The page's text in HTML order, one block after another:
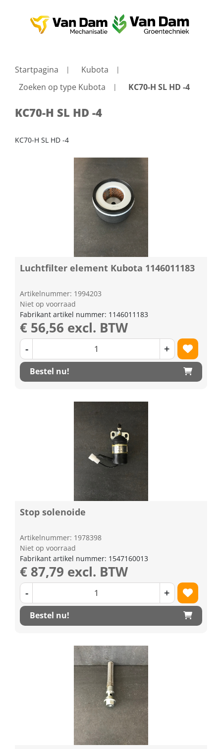
Startpagina
Kubota
Zoeken op type Kubota
KC70-H SL HD -4
KC70-H SL HD -4
KC70-H SL HD -4
Luchtfilter element Kubota 1146011183
Artikelnummer: 1994203
Niet op voorraad
Fabrikant artikel nummer: 1146011183
€ 56,56 excl. BTW
- +
Bestel nu!
Stop solenoide
Artikelnummer: 1978398
Niet op voorraad
Fabrikant artikel nummer: 1547160013
€ 87,79 excl. BTW
- +
Bestel nu!